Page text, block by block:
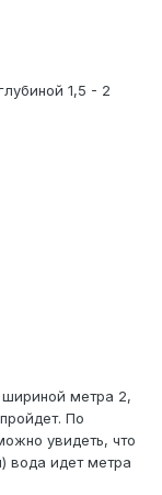
1,5 - 2
шириной метра 2,
По
увидеть, что
вода идет метра